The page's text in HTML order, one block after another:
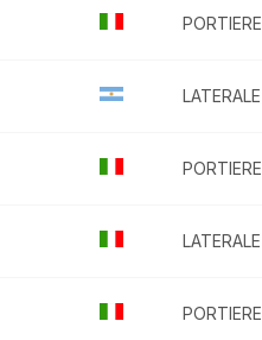
PORTIERE
LATERALE
PORTIERE
LATERALE
PORTIERE